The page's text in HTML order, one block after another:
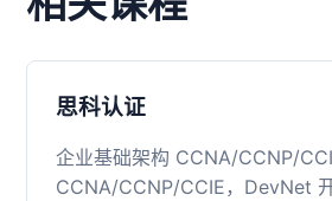
思科认证
企业基础架构 CCNA/CCNP/
CCNA/CCNP/CCIE，DevNet 开